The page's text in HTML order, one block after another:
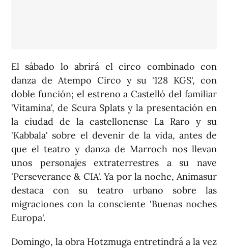
El sábado lo abrirá el circo combinado con
danza de Atempo Circo y su '128 KGS', con
doble función; el estreno a Castelló del familiar
'Vitamina', de Scura Splats y la presentación en
la ciudad de la castellonense La Raro y su
'Kabbala' sobre el devenir de la vida, antes de
que el teatro y danza de Marroch nos llevan
unos personajes extraterrestres a su nave
'Perseverance & CIA'. Ya por la noche, Animasur
destaca con su teatro urbano sobre las
migraciones con la consciente 'Buenas noches
Europa'.
Domingo, la obra Hotzmuga entretindrá a la vez